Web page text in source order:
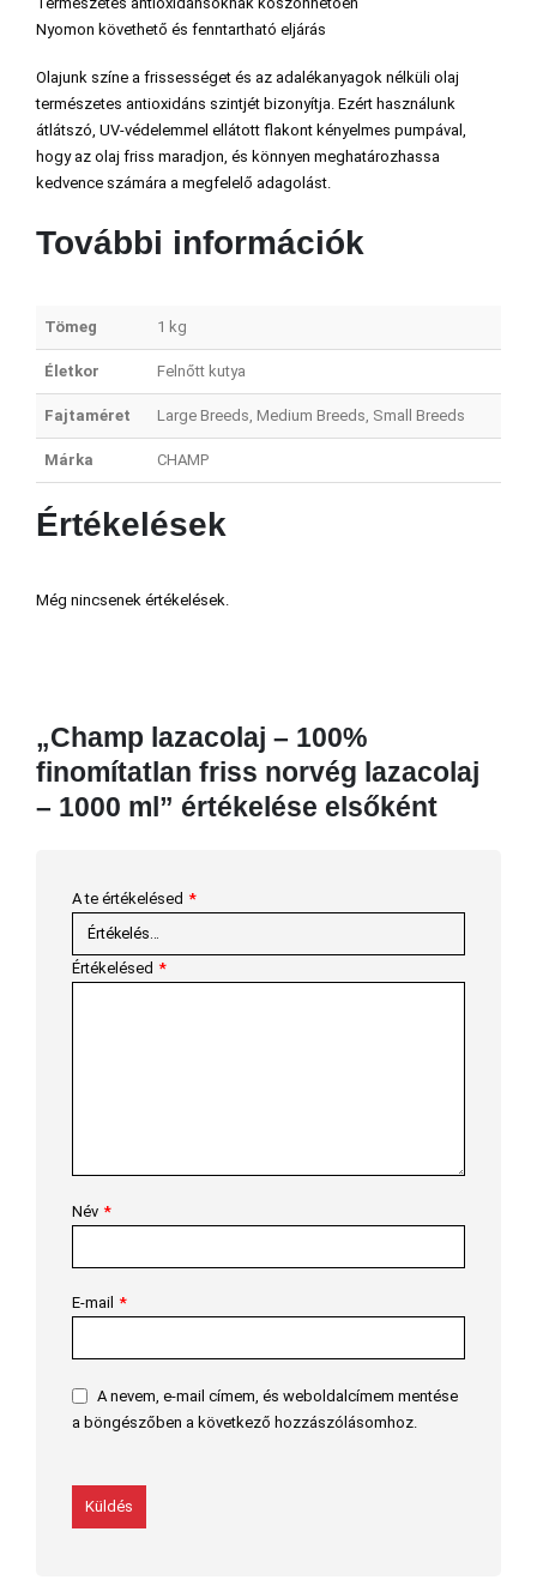
Nyomon követhető és fenntartható eljárás
Olajunk színe a frissességet és az adalékanyagok nélküli olaj
természetes antioxidáns szintjét bizonyítja. Ezért használunk
átlátszó, UV-védelemmel ellátott flakont kényelmes pumpával,
hogy az olaj friss maradjon, és könnyen meghatározhassa
kedvence számára a megfelelő adagolást.
További információk
Tömeg 1 kg
Életkor Felnőtt kutya
Fajtaméret Large Breeds, Medium Breeds, Small Breeds
Márka CHAMP
Értékelések
Még nincsenek értékelések.
„Champ lazacolaj – 100%
finomítatlan friss norvég lazacolaj
– 1000 ml” értékelése elsőként
A te értékelésed *
Értékelésed *
Név *
E-mail *
A nevem, e-mail címem, és weboldalcímem mentése
a böngészőben a következő hozzászólásomhoz.